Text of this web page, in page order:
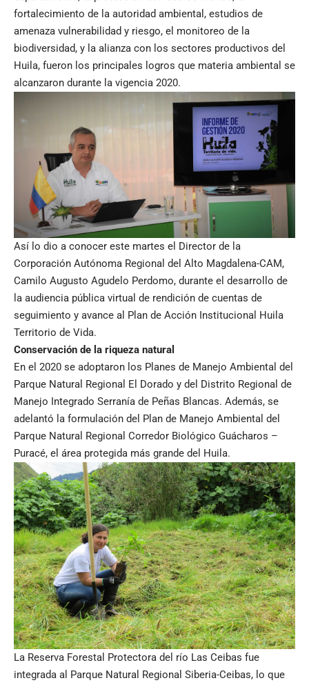
fortalecimiento de la autoridad ambiental, estudios de
amenaza vulnerabilidad y riesgo, el monitoreo de la
biodiversidad, y la alianza con los sectores productivos del
Huila, fueron los principales logros que materia ambiental se
alcanzaron durante la vigencia 2020.
Así lo dio a conocer este martes el Director de la
Corporación Autónoma Regional del Alto Magdalena-CAM,
Camilo Augusto Agudelo Perdomo, durante el desarrollo de
la audiencia pública virtual de rendición de cuentas de
seguimiento y avance al Plan de Acción Institucional Huila
Territorio de Vida.
Conservación de la riqueza natural
En el 2020 se adoptaron los Planes de Manejo Ambiental del
Parque Natural Regional El Dorado y del Distrito Regional de
Manejo Integrado Serranía de Peñas Blancas. Además, se
adelantó la formulación del Plan de Manejo Ambiental del
Parque Natural Regional Corredor Biológico Guácharos –
Puracé, el área protegida más grande del Huila.
La Reserva Forestal Protectora del río Las Ceibas fue
integrada al Parque Natural Regional Siberia-Ceibas, lo que